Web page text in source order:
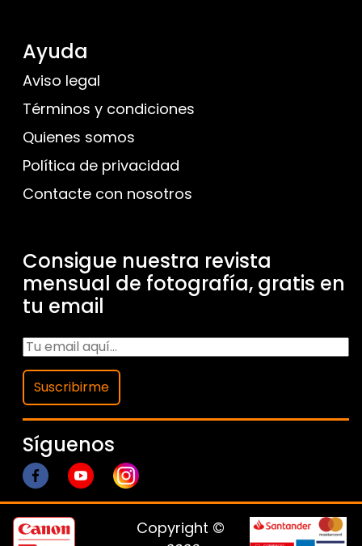
Ayuda
Aviso legal
Términos y condiciones
Quienes somos
Política de privacidad
Contacte con nosotros
Consigue nuestra revista
mensual de fotografía, gratis en
tu email
Suscribirme
Síguenos
Copyright ©